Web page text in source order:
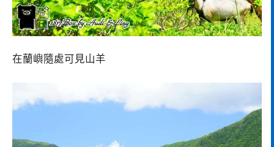
在蘭嶼隨處可見山羊